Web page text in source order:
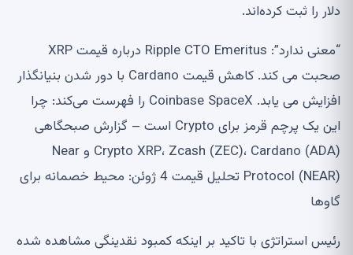
دلار را ثبت کرده‌اند.
“معنی ندارد”: Ripple CTO Emeritus درباره قیمت XRP
صحبت می کند. کاهش قیمت Cardano با دور شدن بنیانگذار
افزایش می یابد. Coinbase SpaceX را فهرست می‌کند: چرا
این یک پرچم قرمز برای Crypto است – گزارش صبحگاهی
Crypto XRP، Zcash (ZEC)، Cardano (ADA) و Near
Protocol (NEAR) تحلیل قیمت 4 ژوئن: محیط خصمانه برای
گاوها
رئیس استراتژی با تاکید بر اینکه کمبود نقدینگی مشاهده شده